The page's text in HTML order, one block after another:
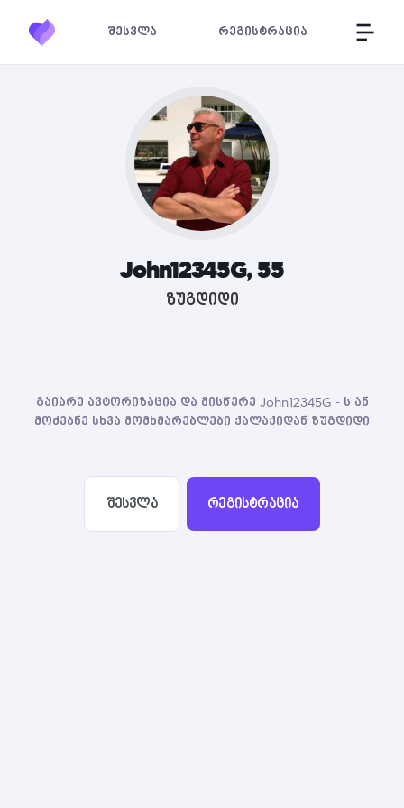
შესვლა რეგისტრაცია
John12345G, 55
ზუგდიდი
გაიარე ავტორიზაცია და მისწერე John12345G - ს ან
მოძებნე სხვა მომხმარებლები ქალაქიდან ზუგდიდი
შესვლა რეგისტრაცია